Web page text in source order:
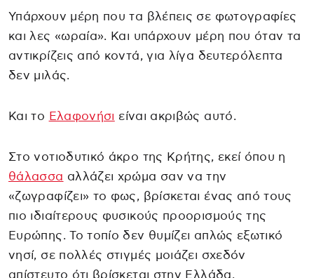
Υπάρχουν μέρη που τα βλέπεις σε φωτογραφίες
και λες «ωραία». Και υπάρχουν μέρη που όταν τα
αντικρίζεις από κοντά, για λίγα δευτερόλεπτα
δεν μιλάς.
Και το Ελαφονήσι είναι ακριβώς αυτό.
Στο νοτιοδυτικό άκρο της Κρήτης, εκεί όπου η
θάλασσα αλλάζει χρώμα σαν να την
«ζωγραφίζει» το φως, βρίσκεται ένας από τους
πιο ιδιαίτερους φυσικούς προορισμούς της
Ευρώπης. Το τοπίο δεν θυμίζει απλώς εξωτικό
νησί, σε πολλές στιγμές μοιάζει σχεδόν
απίστευτο ότι βρίσκεται στην Ελλάδα.